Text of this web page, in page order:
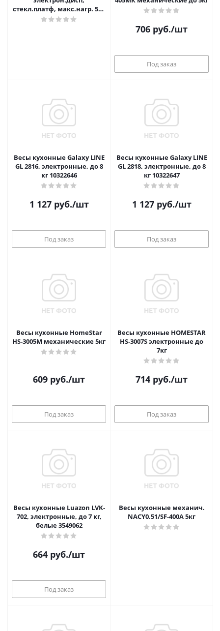
стекл.платф, макс.нагр. 5кг
(точн.измер. 1 гр)
706 руб./шт
Под заказ
Весы кухонные Galaxy LINE
GL 2816, электронные, до 8
кг 10322646
1 127руб./шт
Под заказ
Весы кухонные Galaxy LINE
GL 2818, электронные, до 8
кг 10322647
1 127руб./шт
Под заказ
Весы кухонные HomeStar
HS-3005M механические 5кг
609 руб./шт
Под заказ
Весы кухонные HOMESTAR
HS-3007S электронные до
7кг
714 руб./шт
Под заказ
Весы кухонные Luazon LVK-
702, электронные, до 7 кг,
белые 3549062
664 руб./шт
Под заказ
Весы кухонные механич.
NAСY0.51/SF-400A 5кг